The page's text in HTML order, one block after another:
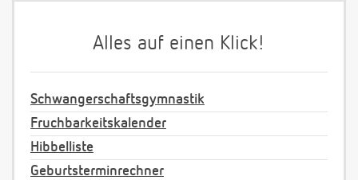
Alles auf einen Klick!
Schwangerschaftsgymnastik
Fruchbarkeitskalender
Hibbelliste
Geburtsterminrechner